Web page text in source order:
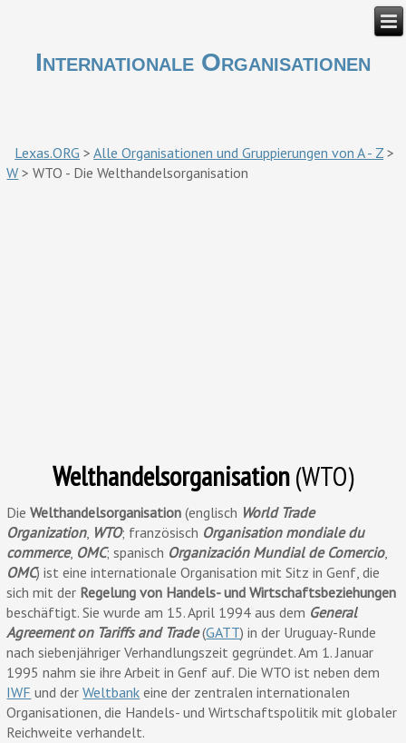
Internationale Organisationen
Lexas.ORG >Alle Organisationen und Gruppierungen von A - Z >
W >WTO - Die Welthandelsorganisation
Welthandelsorganisation(WTO)
DieWelthandelsorganisation (englisch World Trade
Organization, WTO; französisch Organisation mondiale du
commerce, OMC; spanisch Organización Mundial de Comercio,
OMC) ist eine internationale Organisation mit Sitz in Genf, die
sich mit der Regelung von Handels- und Wirtschaftsbeziehungen
beschäftigt. Sie wurde am 15. April 1994 aus dem General
Agreement on Tariffs and Trade(GATT) in der Uruguay-Runde
nach siebenjähriger Verhandlungszeit gegründet. Am 1. Januar
1995 nahm sie ihre Arbeit in Genf auf. Die WTO ist neben dem
IWF und derWeltbank eine der zentralen internationalen
Organisationen, die Handels- und Wirtschaftspolitik mit globaler
Reichweite verhandelt.